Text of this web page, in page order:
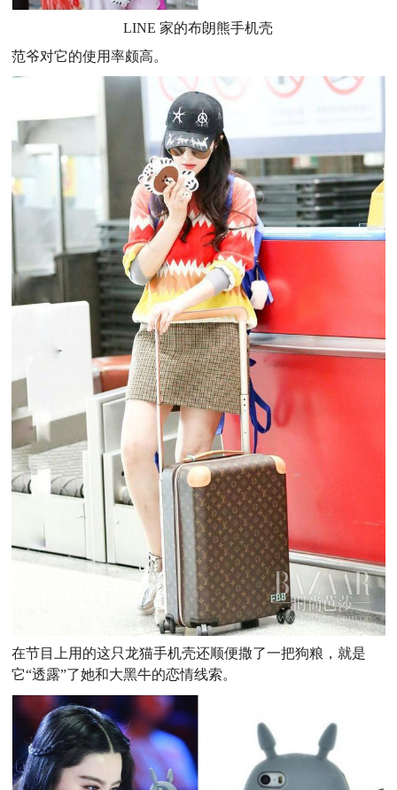
LINE 家的布朗熊手机壳
范爷对它的使用率颇高。
在节目上用的这只龙猫手机壳还顺便撒了一把狗粮，就是
它“透露”了她和大黑牛的恋情线索。